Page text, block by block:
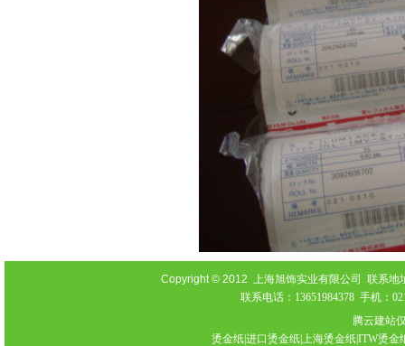
Copyright © 2012 上海旭饰实业有限公司 联系地
联系电话：13651984378 手机：
腾云建站
烫金纸|进口烫金纸|上海烫金纸|ITW烫